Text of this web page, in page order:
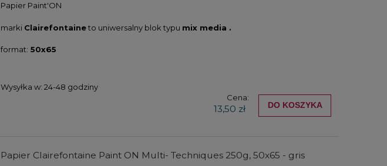
Papier Paint'ON
marki Clairefontaineto uniwersalny blok typu mix media .
format: 50x65
Wysyłka w: 24-48 godziny
Cena:
13,50 zł DO KOSZYKA
Papier Clairefontaine Paint ON Multi- Techniques 250g, 50x65 - gris